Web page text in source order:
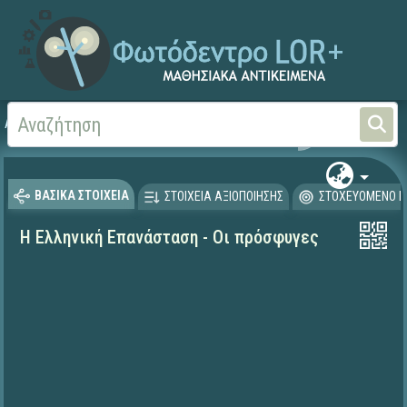
Αρχική
ΒΑΣΙΚΑ ΣΤΟΙΧΕΙΑ ΣΤΟΙΧΕΙΑ ΑΞΙΟΠΟΙΗΣΗΣ ΣΤΟΧΕΥΟΜΕΝΟ
Η Ελληνική Επανάσταση - Οι πρόσφυγες